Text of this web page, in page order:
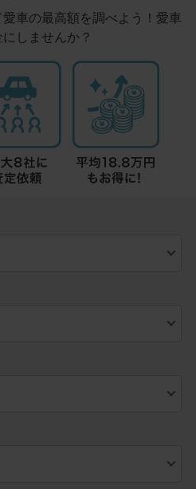
車の最高額を調べよう！愛車
しませんか？